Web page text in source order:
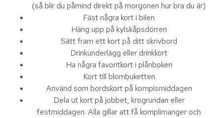
(så blir du påmind direkt på morgonen hur bra du är)
Fäst några kort i bilen
Häng upp på kylskåpsdörren
Sätt fram ett kort på ditt skrivbord
Drinkunderlägg eller drinkkort
Ha några favoritkort i plånboken
Kort till blombuketten
Använd som bordskort på kompismiddagen
Dela ut kort på jobbet, krogrundan eller
festmiddagen. Alla gillar att få komplimanger och